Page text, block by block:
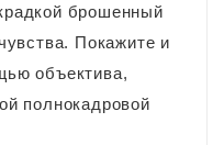
брошенный
Покажите и
объектива,
полнокадровой